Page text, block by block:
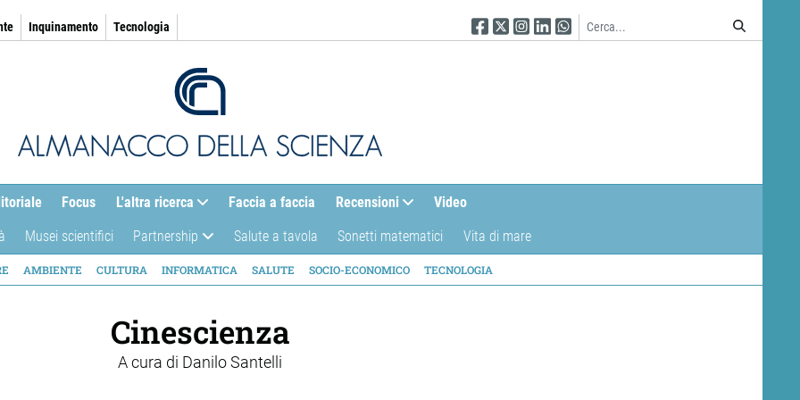
Inquinamento Tecnologia Seguici su Facebook
Seguici su Twitter
Seguici su Instagram
Seguici su Linkedin
Seguici su WhatsApp
Focus L'altra ricerca Faccia a faccia Recensioni Video
Musei scientifici Partnership Salute a tavola Sonetti matematici Vita di mare
AMBIENTE CULTURA INFORMATICA SALUTE SOCIO-ECONOMICO TECNOLOGIA
Cinescienza
A cura di Danilo Santelli